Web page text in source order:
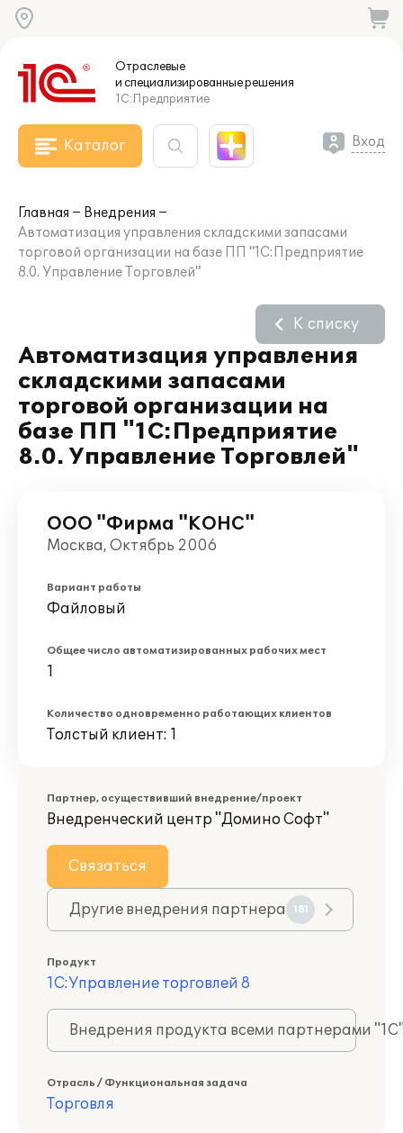
Отраслевые
и специализированныерешения
1С:Предприятие
Каталог Вход
Главная
Внедрения
Автоматизация управления складскими запасами
торговой организации на базе ПП "1С:Предприятие
8.0. Управление Торговлей"
Автоматизация управления
складскими запасами
торговой организации на
базе ПП "1С:Предприятие
8.0. Управление Торговлей"
К списку
ООО "Фирма "КОНС"
Москва, Октябрь 2006
Вариант работы
Файловый
Общее число автоматизированных рабочих мест
1
Количество одновременно работающих клиентов
Толстый клиент: 1
Партнер, осуществивший внедрение/проект
Внедренческий центр "Домино Софт"
Связаться
Другие внедрения партнера 181
Продукт
1С:Управление торговлей 8
Внедрения продукта всеми партнерами
Отрасль / Функциональная задача
Торговля